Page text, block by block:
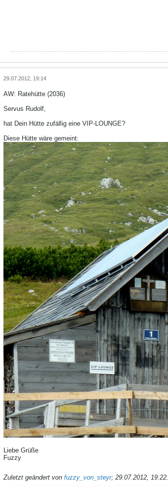
29.07.2012, 19:14
AW: Ratehütte (2036)
Servus Rudolf,
hat Dein Hütte zufällig eine VIP-LOUNGE?
Diese Hütte wäre gemeint:
Liebe Grüße
Fuzzy
Zuletzt geändert von fuzzy_von_steyr; 29.07.2012, 19:22.